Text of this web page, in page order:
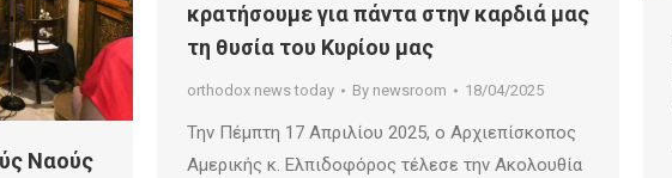
κρατήσουμε για πάντα στην καρδιά μας
τη θυσία του Κυρίου μας
orthodox news today By newsroom 18/04/2025
Την Πέμπτη 17 Απριλίου 2025, ο Αρχιεπίσκοπος
Αμερικής κ. Ελπιδοφόρος τέλεσε την Ακολουθία
Ναούς